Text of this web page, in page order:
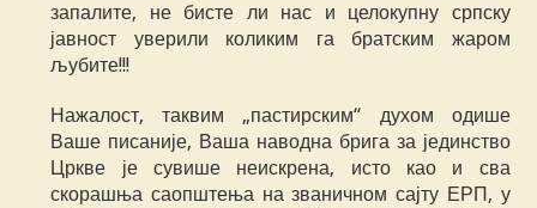
запалите, не бисте ли нас и целокупну српску
јавност уверили коликим га братским жаром
љубите!!!
Нажалост, таквим „пастирским“ духом одише
Ваше писаније, Ваша наводна брига за јединство
Цркве је сувише неискрена, исто као и сва
скорашња саопштења на званичном сајту ЕРП, у